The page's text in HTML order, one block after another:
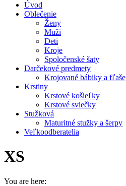
Úvod
Oblečenie
Ženy
Muži
Deti
Kroje
Spoločenské šaty
Darčekové predmety
Krojované bábiky a fľaše
Krstiny
Krstové košieľky
Krstové sviečky
Stužková
Maturitné stužky a šerpy
Veľkoodberatelia
XS
You are here: